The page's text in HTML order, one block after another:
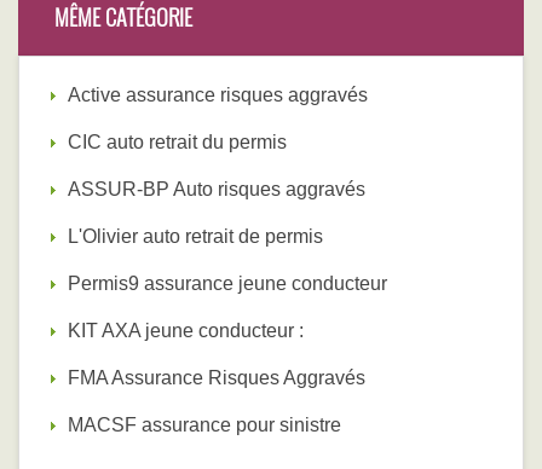
MÊME CATÉGORIE
Active assurance risques aggravés
CIC auto retrait du permis
ASSUR-BP Auto risques aggravés
L'Olivier auto retrait de permis
Permis9 assurance jeune conducteur
KIT AXA jeune conducteur :
FMA Assurance Risques Aggravés
MACSF assurance pour sinistre